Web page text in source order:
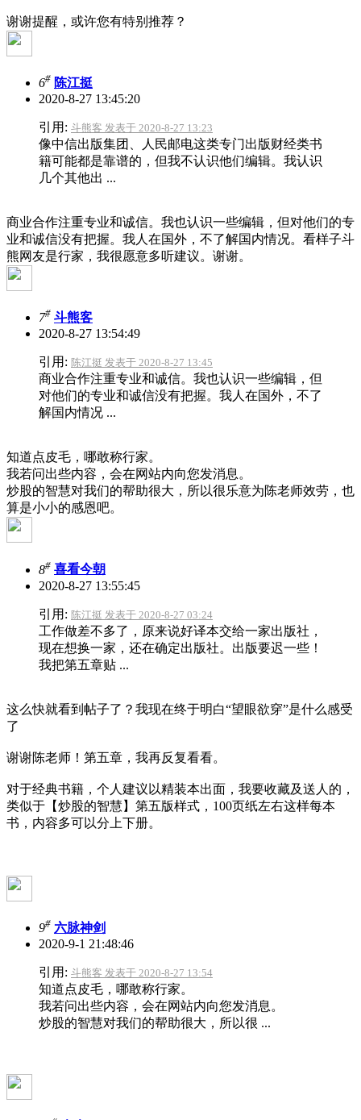
谢谢提醒，或许您有特别推荐？
6# 陈江挺
2020-8-27 13:45:20
引用: 斗熊客 发表于 2020-8-27 13:23
像中信出版集团、人民邮电这类专门出版财经类书
籍可能都是靠谱的，但我不认识他们编辑。我认识
几个其他出 ...
商业合作注重专业和诚信。我也认识一些编辑，但对他们的专
业和诚信没有把握。我人在国外，不了解国内情况。看样子斗
熊网友是行家，我很愿意多听建议。谢谢。
7# 斗熊客
2020-8-27 13:54:49
引用: 陈江挺 发表于 2020-8-27 13:45
商业合作注重专业和诚信。我也认识一些编辑，但
对他们的专业和诚信没有把握。我人在国外，不了
解国内情况 ...
知道点皮毛，哪敢称行家。
我若问出些内容，会在网站内向您发消息。
炒股的智慧对我们的帮助很大，所以很乐意为陈老师效劳，也
算是小小的感恩吧。
8# 喜看今朝
2020-8-27 13:55:45
引用: 陈江挺 发表于 2020-8-27 03:24
工作做差不多了，原来说好译本交给一家出版社，
现在想换一家，还在确定出版社。出版要迟一些！
我把第五章贴 ...
这么快就看到帖子了？我现在终于明白“望眼欲穿”是什么感受
了
谢谢陈老师！第五章，我再反复看看。
对于经典书籍，个人建议以精装本出面，我要收藏及送人的，
类似于【炒股的智慧】第五版样式，100页纸左右这样每本
书，内容多可以分上下册。
9# 六脉神剑
2020-9-1 21:48:46
引用: 斗熊客 发表于 2020-8-27 13:54
知道点皮毛，哪敢称行家。
我若问出些内容，会在网站内向您发消息。
炒股的智慧对我们的帮助很大，所以很 ...